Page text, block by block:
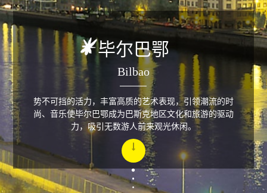
毕尔巴鄂
Bilbao
势不可挡的活力，丰富高质的艺术表现，引领潮流的时
尚、音乐使毕尔巴鄂成为巴斯克地区文化和旅游的驱动
力，吸引无数游人前来观光休闲。